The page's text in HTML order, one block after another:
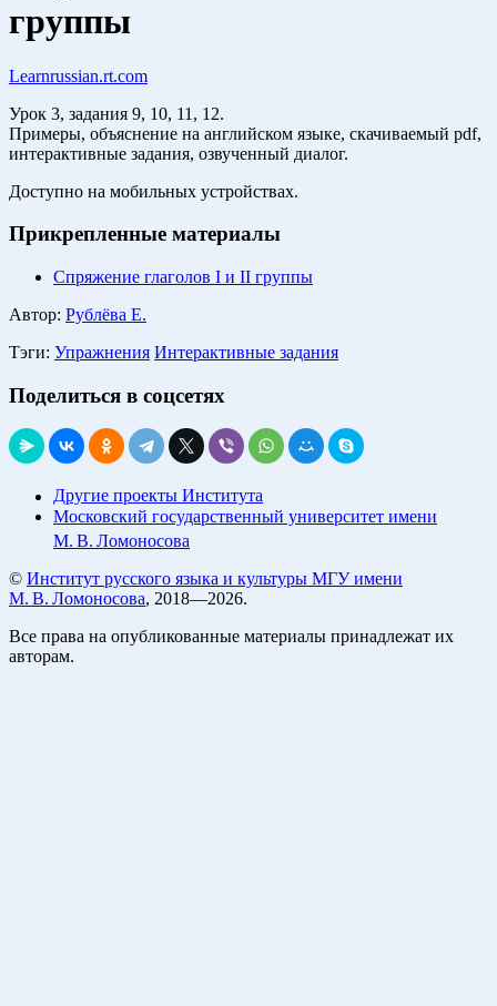
группы
Learnrussian.rt.com
Урок 3, задания 9, 10, 11, 12.
Примеры, объяснение на английском языке, скачиваемый pdf,
интерактивные задания, озвученный диалог.
Доступно на мобильных устройствах.
Прикрепленные материалы
Спряжение глаголов I и II группы
Автор: Рублёва Е.
Тэги: Упражнения Интерактивные задания
Поделиться в соцсетях
Другие проекты Института
Московский государственный университет имени
М. В. Ломоносова
© Институт русского языка и культуры МГУ имени
М. В. Ломоносова, 2018—2026.
Все права на опубликованные материалы принадлежат их
авторам.